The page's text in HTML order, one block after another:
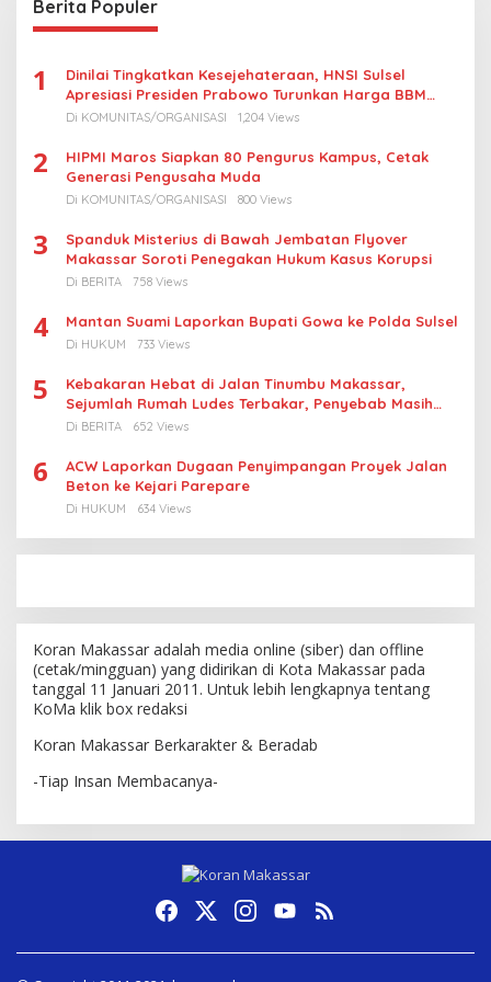
Berita Populer
1
Dinilai Tingkatkan Kesejehateraan, HNSI Sulsel
Apresiasi Presiden Prabowo Turunkan Harga BBM
Nelayan
Di KOMUNITAS/ORGANISASI 1,204 Views
2
HIPMI Maros Siapkan 80 Pengurus Kampus, Cetak
Generasi Pengusaha Muda
Di KOMUNITAS/ORGANISASI 800 Views
3
Spanduk Misterius di Bawah Jembatan Flyover
Makassar Soroti Penegakan Hukum Kasus Korupsi
Di BERITA 758 Views
4 Mantan Suami Laporkan Bupati Gowa ke Polda Sulsel
Di HUKUM 733 Views
5
Kebakaran Hebat di Jalan Tinumbu Makassar,
Sejumlah Rumah Ludes Terbakar, Penyebab Masih
Diselidiki
Di BERITA 652 Views
6
ACW Laporkan Dugaan Penyimpangan Proyek Jalan
Beton ke Kejari Parepare
Di HUKUM 634 Views
Koran Makassar adalah media online (siber) dan offline
(cetak/mingguan) yang didirikan di Kota Makassar pada
tanggal 11 Januari 2011. Untuk lebih lengkapnya tentang
KoMa klik box redaksi
Koran Makassar Berkarakter & Beradab
-Tiap Insan Membacanya-